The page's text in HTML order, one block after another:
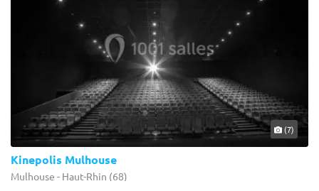
(7)
Kinepolis Mulhouse
Mulhouse - Haut-Rhin (68)